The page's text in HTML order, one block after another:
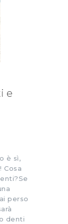
e
è sì,
Cosa
perso
denti